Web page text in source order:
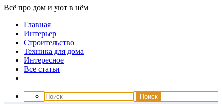
Всё про дом и уют в нём
Главная
Интерьер
Строительство
Техника для дома
Интересное
Все статьи